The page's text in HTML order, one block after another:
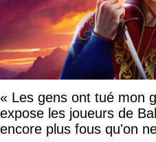
« Les gens ont tué mon
expose les joueurs de
encore plus fous qu'on